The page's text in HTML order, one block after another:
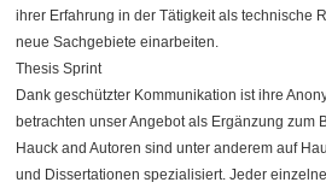
ihrer Erfahrung in der Tätigkeit als technische
neue Sachgebiete einarbeiten.
Thesis Sprint
Dank geschützter Kommunikation ist ihre
betrachten unser Angebot als Ergänzung zum
Hauck and Autoren sind unter anderem auf
und Dissertationen spezialisiert. Jeder